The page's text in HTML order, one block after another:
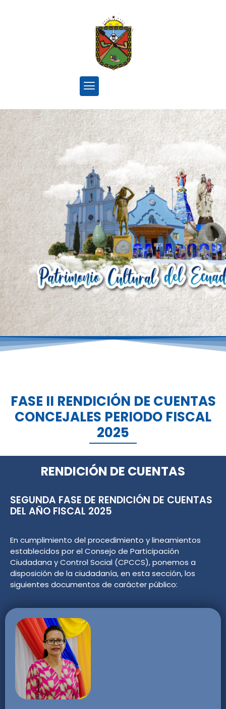
FASE II RENDICIÓN DE CUENTAS
CONCEJALES PERIODO FISCAL
2025
RENDICIÓN DE CUENTAS
SEGUNDA FASE DE RENDICIÓN DE CUENTAS
DEL AÑO FISCAL 2025
En cumplimiento del procedimiento y lineamientos
establecidos por el Consejo de Participación
Ciudadana y Control Social (CPCCS), ponemos a
disposición de la ciudadanía, en esta sección, los
siguientes documentos de carácter público: